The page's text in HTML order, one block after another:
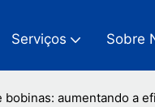
Serviços Sobre
aumentando a